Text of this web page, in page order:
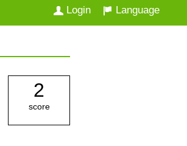
Language
Login
2
score